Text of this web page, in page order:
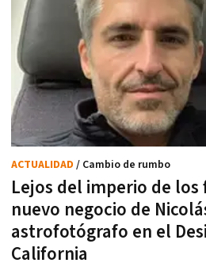
Lejos del imperio de los
nuevo negocio de
astrofotógrafo en el
California
ACTUALIDAD / Cambio de rumbo